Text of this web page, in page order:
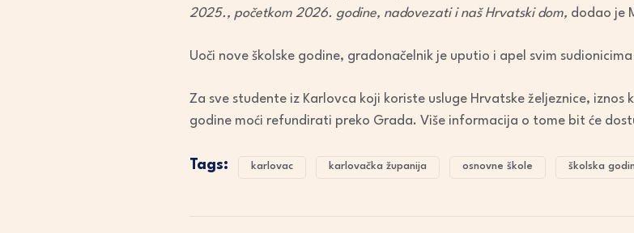
2025., početkom 2026. godine, nadovezati i naš Hrvatski dom, dodao je
Uoči nove školske godine, gradonačelnik je uputio i apel svim
Za sve studente iz Karlovca koji koriste usluge Hrvatske željeznice,
godine moći refundirati preko Grada. Više informacija o tome bit će
Tags: karlovac karlovačka županija osnovne škole školska